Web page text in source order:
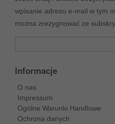
wpisanie adresu e-mail w tym
można zrezygnować ze
Informacje
O nas
Impressum
Ogólne Warunki Handlowe
Ochrona danych